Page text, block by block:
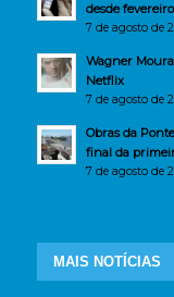
desde fevereiro
7 de agosto de
Wagner Moura
Netflix
7 de agosto de
Obras da
final da
7 de agosto de
MAIS NOTÍCIAS